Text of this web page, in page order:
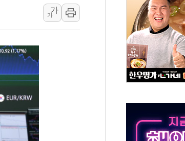
[속보] 민주, 대구 경선 결과 발표...정청래 47.82% 김민
[속보] 민주, 강원 경선 결과 발표...김민석 50.30% 정청
정재헌 CEO, SKT 장기고객 400명 맞이…"마음 잇는 시간
최태원, 노소영에 9440억 지급 확정되나…재상고 앞두고
하나금융, 명동 소상공인에 '행복상자' 전달
인천시 광복절 현수막 '태극기 거꾸로' 논란…이틀만에 철
병무청, 보충역 전면 손질… 예술·체육요원 최대 33% 감축
홈플러스發 대형마트 판매, 역대 최대폭 감소한 9.4%↓…
윤준병·이해민 의원, '정부 특사'로 콜롬비아 대통령 취임
가
가